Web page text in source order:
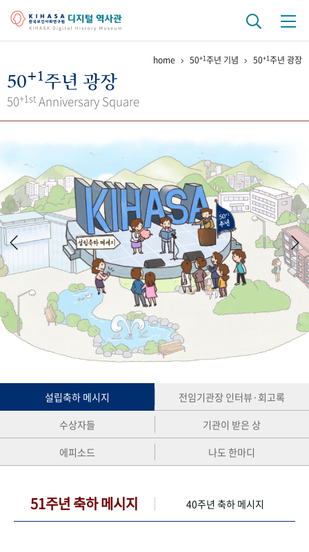
걸어온 길 기관 변천사
키워드로 보는 연구 역사
연구자들
간행물 변천사
기록물 아카이브
사진 아카이브 문서 기록물 행정박물 영상 기록물
50+1 주년 기념
성과 50선 숫자로 보는 50년 50
주년 광장
세계와 함께 한 KIHASA
VR 역사관
home 50+1주년 기념 50+1주년 광장
50+1주년 광장
50+1st Anniversary Square
설립축하 메시지
전임기관장 인터뷰·회고록
수상자들
기관이 받은 상
에피소드
나도 한마디
51주년 축하 메시지 40주년 축하 메시지